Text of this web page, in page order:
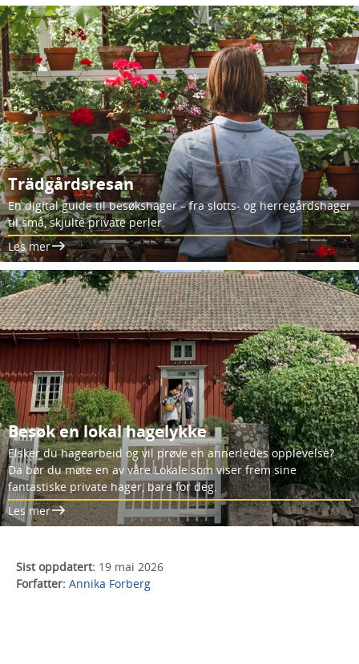
Trädgårdsresan
En digital guide til besøkshager – fra slotts- og herregårdshager
til små, skjulte private perler.
Les mer
Besøk en lokal hagelykke
Elsker du hagearbeid og vil prøve en annerledes opplevelse?
Da bør du møte en av våre Lokale som viser frem sine
fantastiske private hager, bare for deg.
Les mer
Sist oppdatert: 19 mai 2026
Forfatter: Annika Forberg